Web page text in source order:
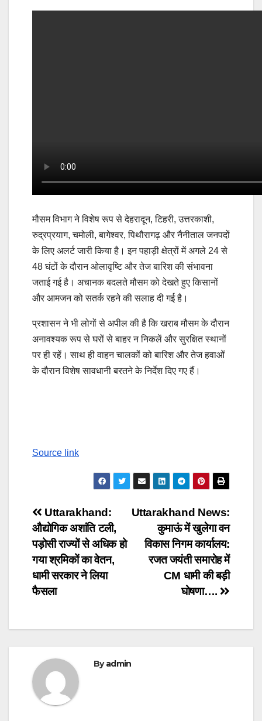
मौसम विभाग ने विशेष रूप से देहरादून, टिहरी, उत्तरकाशी,
रुद्रप्रयाग, चमोली, बागेश्वर, पिथौरागढ़ और नैनीताल जनपदों
के लिए अलर्ट जारी किया है। इन पहाड़ी क्षेत्रों में अगले 24 से
48 घंटों के दौरान ओलावृष्टि और तेज बारिश की संभावना
जताई गई है। अचानक बदलते मौसम को देखते हुए किसानों
और आमजन को सतर्क रहने की सलाह दी गई है।
प्रशासन ने भी लोगों से अपील की है कि खराब मौसम के दौरान
अनावश्यक रूप से घरों से बाहर न निकलें और सुरक्षित स्थानों
पर ही रहें। साथ ही वाहन चालकों को बारिश और तेज हवाओं
के दौरान विशेष सावधानी बरतने के निर्देश दिए गए हैं।
Source link
Post
navigation
Uttarakhand News:
कुमाऊं में खुलेगा वन
विकास निगम कार्यालय:
रजत जयंती समारोह में
CM धामी की बड़ी
घोषणा….
Uttarakhand:
औद्योगिक अशांति टली,
पड़ोसी राज्यों से अधिक हो
गया श्रमिकों का वेतन,
धामी सरकार ने लिया
फैसला
Byadmin